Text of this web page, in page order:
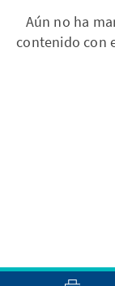
Aún no ha
contenido con